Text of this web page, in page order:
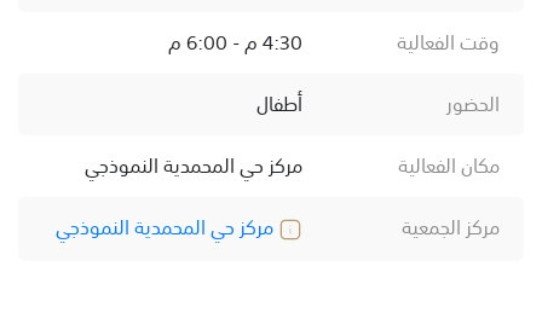
وقت الفعالية
4:30 م - 6:00 م
الحضور
أطفال
مكان الفعالية
مركز حي المحمدية النموذجي
مركز الجمعية
مركز حي المحمدية النموذجي